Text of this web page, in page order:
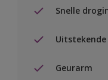
Snelle
Geurarm